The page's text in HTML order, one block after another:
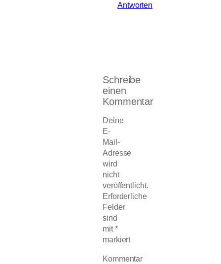
Antworten
Schreibe
einen
Kommentar
Deine
E-
Mail-
Adresse
wird
nicht
veröffentlicht.
Erforderliche
Felder
sind
mit*
markiert
Kommentar